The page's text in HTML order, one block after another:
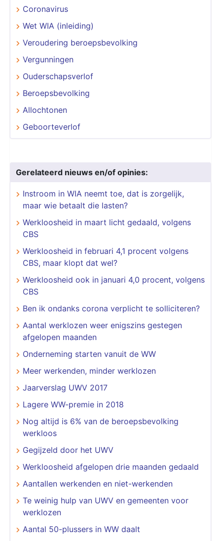
Coronavirus
Wet WIA (inleiding)
Veroudering beroepsbevolking
Vergunningen
Ouderschapsverlof
Beroepsbevolking
Allochtonen
Geboorteverlof
Gerelateerd nieuws en/of opinies:
​​​​​​​Instroom in WIA neemt toe, dat is zorgelijk,
maar wie betaalt die lasten?
Werkloosheid in maart licht gedaald, volgens
CBS
Werkloosheid in februari 4,1 procent volgens
CBS, maar klopt dat wel?
Werkloosheid ook in januari 4,0 procent, volgens
CBS
Ben ik ondanks corona verplicht te solliciteren?
Aantal werklozen weer enigszins gestegen
afgelopen maanden
Onderneming starten vanuit de WW
Meer werkenden, minder werklozen
Jaarverslag UWV 2017
Lagere WW-premie in 2018
Nog altijd is 6% van de beroepsbevolking
werkloos
Gegijzeld door het UWV
Werkloosheid afgelopen drie maanden gedaald
Aantallen werkenden en niet-werkenden
Te weinig hulp van UWV en gemeenten voor
werklozen
Aantal 50-plussers in WW daalt